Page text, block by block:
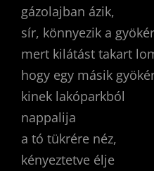
gázolajban ázik,
sír, könnyezik a
mert kilátást takart
hogy egy másik
kinek lakóparkból
nappalija
a tó tükrére néz,
kényeztetve élje